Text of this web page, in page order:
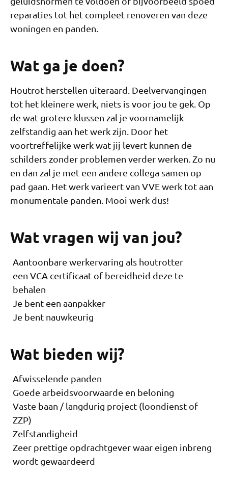
reparaties tot het compleet renoveren van deze
woningen en panden.
Wat ga je doen?
Houtrot herstellen uiteraard. Deelvervangingen
tot het kleinere werk, niets is voor jou te gek. Op
de wat grotere klussen zal je voornamelijk
zelfstandig aan het werk zijn. Door het
voortreffelijke werk wat jij levert kunnen de
schilders zonder problemen verder werken. Zo nu
en dan zal je met een andere collega samen op
pad gaan. Het werk varieert van VVE werk tot aan
monumentale panden. Mooi werk dus!
Wat vragen wij van jou?
Aantoonbare werkervaring als houtrotter
een VCA certificaat of bereidheid deze te
behalen
Je bent een aanpakker
Je bent nauwkeurig
Wat bieden wij?
Afwisselende panden
Goede arbeidsvoorwaarde en beloning
Vaste baan / langdurig project (loondienst of
ZZP)
Zelfstandigheid
Zeer prettige opdrachtgever waar eigen inbreng
wordt gewaardeerd